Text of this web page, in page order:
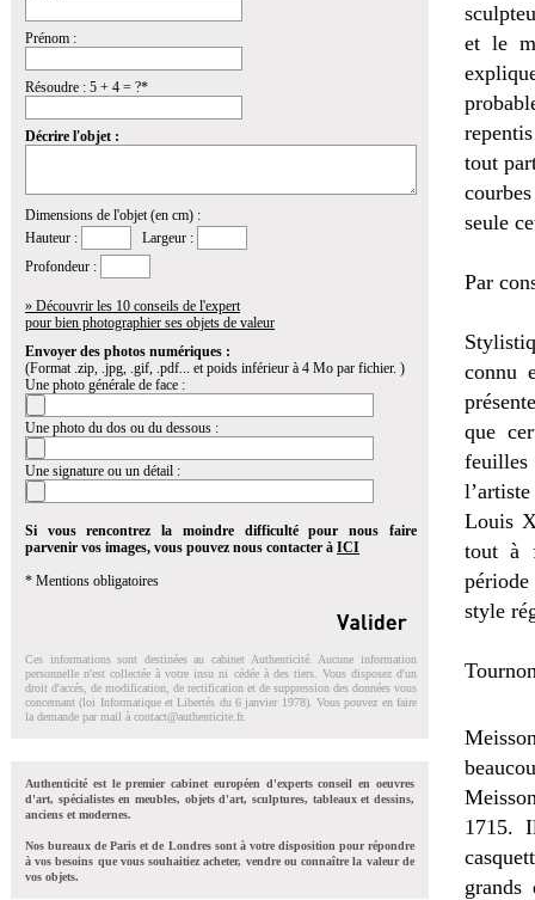
Prénom :
Résoudre : 5 + 4 = ?*
Décrire l'objet :
Dimensions de l'objet (en cm) :
Hauteur :
Largeur :
Profondeur :
» Découvrir les 10 conseils de l'expert
pour bien photographier ses objets de valeur
Envoyer des photos numériques :
(Format .zip, .jpg, .gif, .pdf... et poids inférieur à 4 Mo par fichier. )
Une photo générale de face :
Une photo du dos ou du dessous :
Une signature ou un détail :
Si vous rencontrez la moindre difficulté pour nous faire
parvenir vos images, vous pouvez nous contacter à ICI
* Mentions obligatoires
Ces informations sont destinées au cabinet Authenticité. Aucune information
personnelle n'est collectée à votre insu ni cédée à des tiers. Vous disposez d'un
droit d'accés, de modification, de rectification et de suppression des données vous
concernant (loi Informatique et Libertés du 6 janvier 1978). Vous pouvez en faire
la demande par mail à contact@authenticite.fr.
Authenticité est le premier cabinet européen d'experts conseil en oeuvres
d'art, spécialistes en meubles, objets d'art, sculptures, tableaux et dessins,
anciens et modernes.
Nos bureaux de Paris et de Londres sont à votre disposition pour répondre
à vos besoins que vous souhaitiez acheter, vendre ou connaître la valeur de
vos objets.
et le
tout
seule
Par
connu
que
feuilles
Louis
tout à
style
1715.